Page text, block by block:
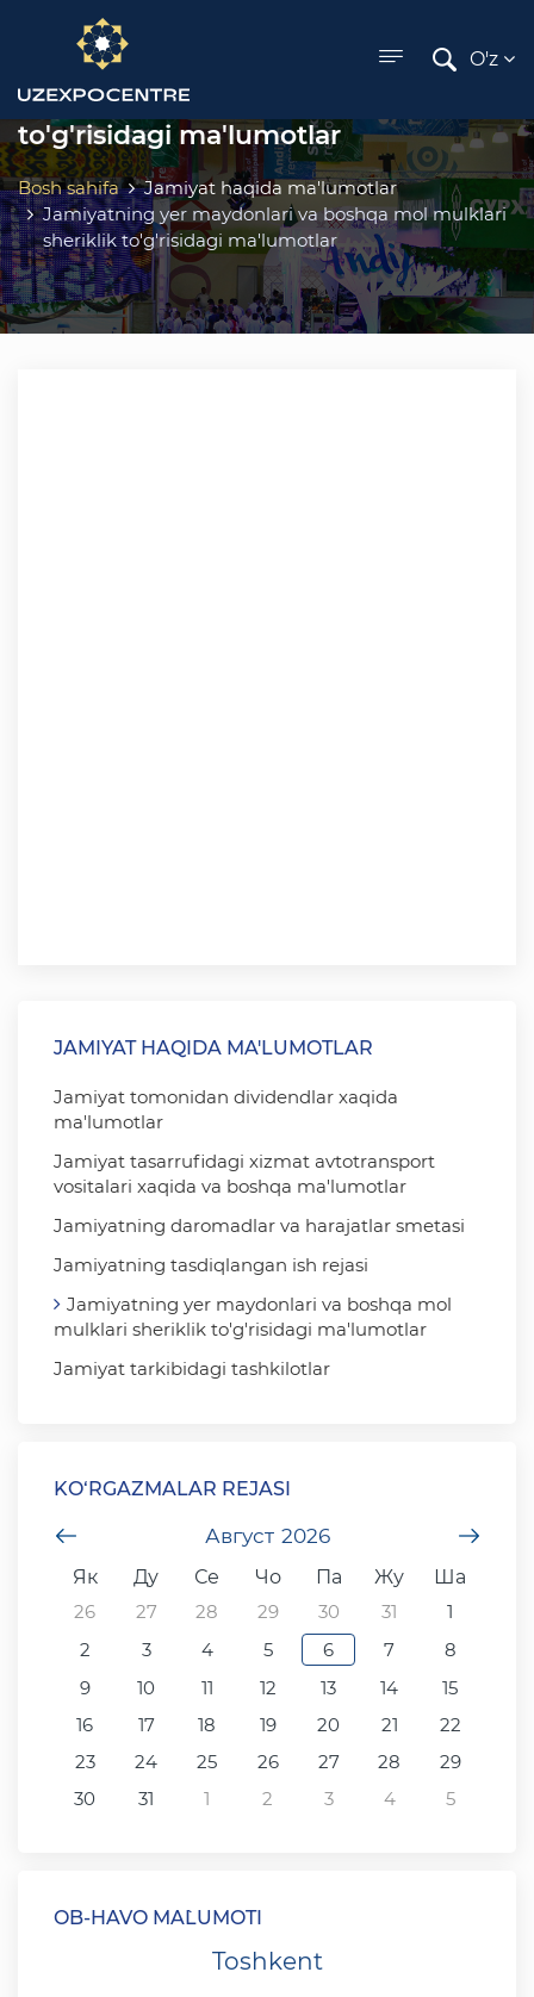
menu
O'z
Jamiyatning yer maydonlari va
boshqa mol mulklari sheriklik
to'g'risidagi ma'lumotlar
Bosh sahifa
Jamiyat haqida ma'lumotlar
Jamiyatning yer maydonlari va boshqa mol mulklari
sheriklik to'g'risidagi ma'lumotlar
JAMIYAT HAQIDA MA'LUMOTLAR
Jamiyat tomonidan dividendlar xaqida
ma'lumotlar
Jamiyat tasarrufidagi xizmat avtotransport
vositalari xaqida va boshqa ma'lumotlar
Jamiyatning daromadlar va harajatlar smetasi
Jamiyatning tasdiqlangan ish rejasi
Jamiyatning yer maydonlari va boshqa mol
mulklari sheriklik to'g'risidagi ma'lumotlar
Jamiyat tarkibidagi tashkilotlar
KO‘RGAZMALAR REJASI
Август 2026
Як
Ду Се Чо Па Жу
Ша
26
27 28 29 30 31
1
2
3 4 5 6 7
8
9
10 11 12 13 14
15
16
17 18 19 20 21
22
23
24 25 26 27 28
29
30
31 1 2 3 4 5
OB-HAVO MA`LUMOTI
Toshkent